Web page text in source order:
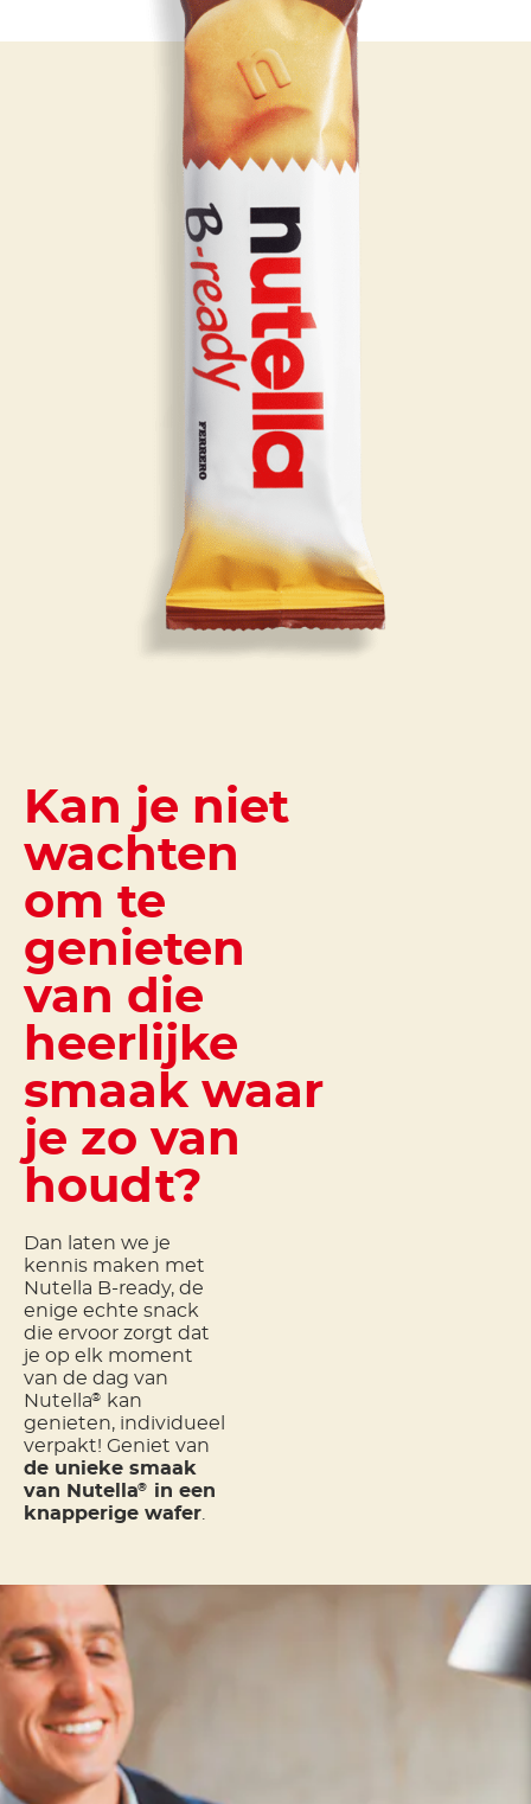
Kan je niet
wachten
om te
genieten
van die
heerlijke
smaak waar
je zo van
houdt?
Dan laten we je
kennis maken met
Nutella B-ready, de
enige echte snack
die ervoor zorgt dat
je op elk moment
van de dag van
Nutella®
kan
genieten, individueel
verpakt! Geniet van
de unieke smaak
van Nutella®
in een
knapperige wafer